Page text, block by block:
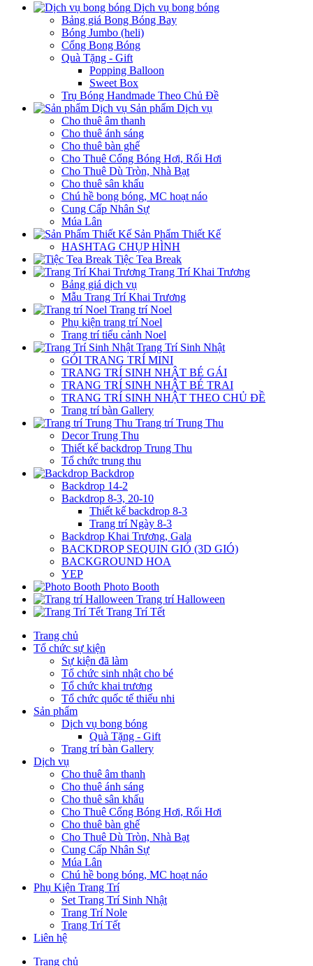
Dịch vụ bong bóng
Bảng giá Bong Bóng Bay
Bóng Jumbo (heli)
Cổng Bong Bóng
Quà Tặng - Gift
Popping Balloon
Sweet Box
Trụ Bóng Handmade Theo Chủ Đề
Sản phẩm Dịch vụ
Cho thuê âm thanh
Cho thuê ánh sáng
Cho thuê bàn ghế
Cho Thuê Cổng Bóng Hơi, Rối Hơi
Cho Thuê Dù Tròn, Nhà Bạt
Cho thuê sân khấu
Chú hề bong bóng, MC hoạt náo
Cung Cấp Nhân Sự
Múa Lân
Sản Phẩm Thiết Kế
HASHTAG CHỤP HÌNH
Tiệc Tea Break
Trang Trí Khai Trương
Bảng giá dịch vụ
Mẫu Trang Trí Khai Trương
Trang trí Noel
Phụ kiện trang trí Noel
Trang trí tiểu cảnh Noel
Trang Trí Sinh Nhật
GÓI TRANG TRÍ MINI
TRANG TRÍ SINH NHẬT BÉ GÁI
TRANG TRÍ SINH NHẬT BÉ TRAI
TRANG TRÍ SINH NHẬT THEO CHỦ ĐỀ
Trang trí bàn Gallery
Trang trí Trung Thu
Decor Trung Thu
Thiết kế backdrop Trung Thu
Tổ chức trung thu
Backdrop
Backdrop 14-2
Backdrop 8-3, 20-10
Thiết kế backdrop 8-3
Trang trí Ngày 8-3
Backdrop Khai Trương, Gala
BACKDROP SEQUIN GIÓ (3D GIÓ)
BACKGROUND HOA
YEP
Photo Booth
Trang trí Halloween
Trang Trí Tết
Trang chủ
Tổ chức sự kiện
Sự kiện đã làm
Tổ chức sinh nhật cho bé
Tổ chức khai trương
Tổ chức quốc tế thiếu nhi
Sản phẩm
Dịch vụ bong bóng
Quà Tặng - Gift
Trang trí bàn Gallery
Dịch vụ
Cho thuê âm thanh
Cho thuê ánh sáng
Cho thuê sân khấu
Cho Thuê Cổng Bóng Hơi, Rối Hơi
Cho thuê bàn ghế
Cho Thuê Dù Tròn, Nhà Bạt
Cung Cấp Nhân Sự
Múa Lân
Chú hề bong bóng, MC hoạt náo
Phụ Kiện Trang Trí
Set Trang Trí Sinh Nhật
Trang Trí Nole
Trang Trí Tết
Liên hệ
Trang chủ